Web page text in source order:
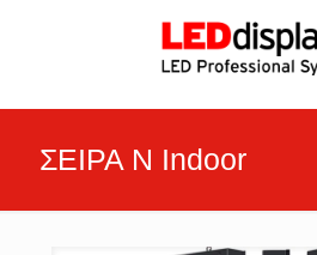
ΣΕΙΡΑ Ν Indoor